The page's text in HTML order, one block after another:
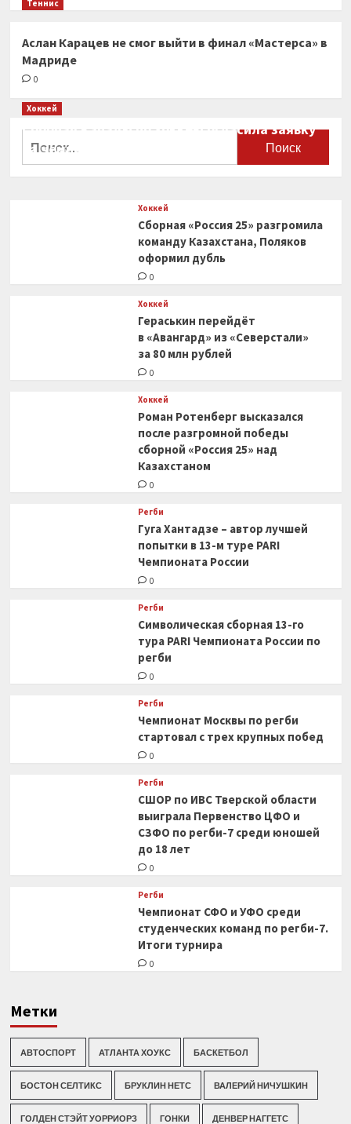
Теннис
Аслан Карацев не смог выйти в финал «Мастерса» в
Мадриде
0
Хоккей
Сборная Канады по хоккею огласила заявку
на чемпионат мира
Хоккей
Сборная «Россия 25» разгромила
команду Казахстана, Поляков
оформил дубль
0
Хоккей
Гераськин перейдёт
в «Авангард» из «Северстали»
за 80 млн рублей
0
Хоккей
Роман Ротенберг высказался
после разгромной победы
сборной «Россия 25» над
Казахстаном
0
Регби
Гуга Хантадзе – автор лучшей
попытки в 13-м туре PARI
Чемпионата России
0
Регби
Символическая сборная 13-го
тура PARI Чемпионата России по
регби
0
Регби
Чемпионат Москвы по регби
стартовал с трех крупных побед
0
Регби
СШОР по ИВС Тверской области
выиграла Первенство ЦФО и
СЗФО по регби-7 среди юношей
до 18 лет
0
Регби
Чемпионат СФО и УФО среди
студенческих команд по регби-7.
Итоги турнира
0
Метки
АВТОСПОРТ АТЛАНТА ХОУКС БАСКЕТБОЛ
БОСТОН СЕЛТИКС БРУКЛИН НЕТС ВАЛЕРИЙ НИЧУШКИН
ГОЛДЕН СТЭЙТ УОРРИОРЗ ГОНКИ ДЕНВЕР НАГГЕТС